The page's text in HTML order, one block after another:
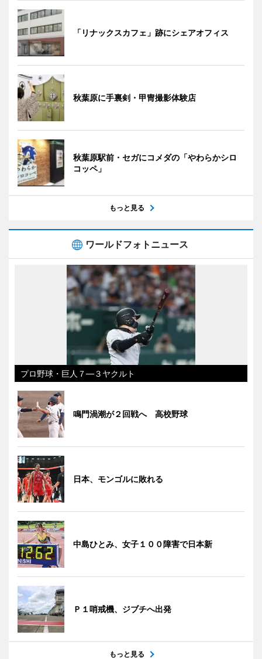
「リナックスカフェ」跡にシェアオフィス
秋葉原に手裏剣・甲冑撮影体験店
秋葉原駅前・セガにコメダの「やわらかシロ
コッペ」
もっと見る
ワールドフォトニュース
プロ野球・巨人７―３ヤクルト
鳴門渦潮が２回戦へ 高校野球
日本、モンゴルに敗れる
中島ひとみ、女子１００障害で日本新
Ｐ１哨戒機、ジブチへ出発
もっと見る